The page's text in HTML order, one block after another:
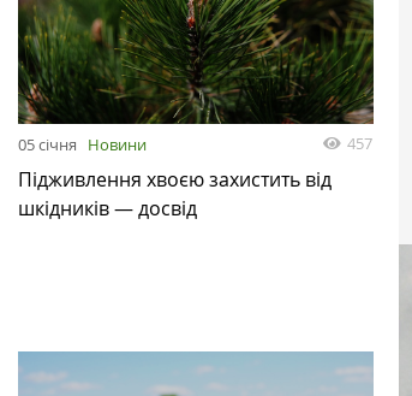
05 січня Новини 457
Підживлення хвоєю захистить від
шкідників — досвід